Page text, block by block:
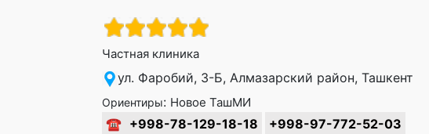
Частная клиника
ул. Фаробий, 3-Б, Алмазарский район, Ташкент
Ориентиры: Новое ТашМИ
☎ +998-78-129-18-18 +998-97-772-52-03